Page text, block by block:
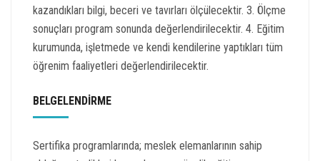
kazandıkları bilgi, beceri ve tavırları ölçülecektir. 3. Ölçme
sonuçları program sonunda değerlendirilecektir. 4. Eğitim
kurumunda, işletmede ve kendi kendilerine yaptıkları tüm
öğrenim faaliyetleri değerlendirilecektir.
BELGELENDİRME
Sertifika programlarında; meslek elemanlarının sahip